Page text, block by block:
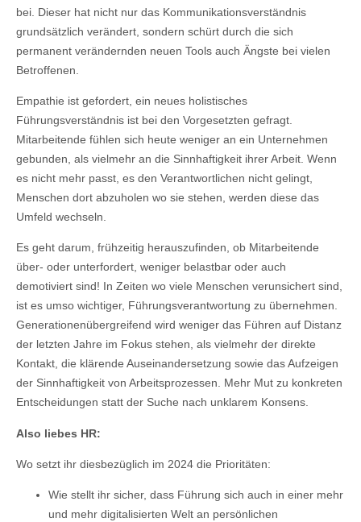
bei. Dieser hat nicht nur das Kommunikationsverständnis
grundsätzlich verändert, sondern schürt durch die sich
permanent verändernden neuen Tools auch Ängste bei vielen
Betroffenen.
Empathie ist gefordert, ein neues holistisches
Führungsverständnis ist bei den Vorgesetzten gefragt.
Mitarbeitende fühlen sich heute weniger an ein Unternehmen
gebunden, als vielmehr an die Sinnhaftigkeit ihrer Arbeit. Wenn
es nicht mehr passt, es den Verantwortlichen nicht gelingt,
Menschen dort abzuholen wo sie stehen, werden diese das
Umfeld wechseln.
Es geht darum, frühzeitig herauszufinden, ob Mitarbeitende
über- oder unterfordert, weniger belastbar oder auch
demotiviert sind! In Zeiten wo viele Menschen verunsichert sind,
ist es umso wichtiger, Führungsverantwortung zu übernehmen.
Generationenübergreifend wird weniger das Führen auf Distanz
der letzten Jahre im Fokus stehen, als vielmehr der direkte
Kontakt, die klärende Auseinandersetzung sowie das Aufzeigen
der Sinnhaftigkeit von Arbeitsprozessen. Mehr Mut zu konkreten
Entscheidungen statt der Suche nach unklarem Konsens.
Also liebes HR:
Wo setzt ihr diesbezüglich im 2024 die Prioritäten:
Wie stellt ihr sicher, dass Führung sich auch in einer mehr
und mehr digitalisierten Welt an persönlichen